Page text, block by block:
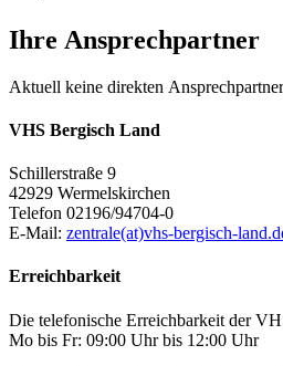
Ihre Ansprechpartner
Aktuell keine direkten
VHS Bergisch Land
Schillerstraße 9
42929 Wermelskirchen
Telefon 02196/94704-0
E-Mail: zentrale(at)vhs-bergisch-
Erreichbarkeit
Die telefonische Erreichbarkeit der
Mo bis Fr: 09:00 Uhr bis 12:00 Uhr